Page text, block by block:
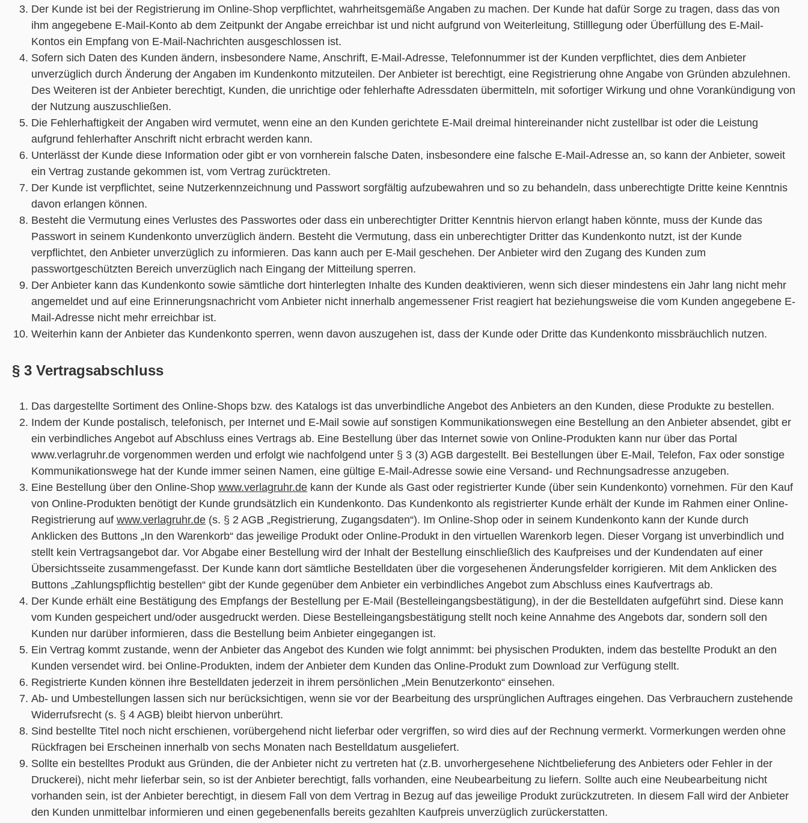
Der Kunde ist bei der Registrierung im Online-Shop verpflichtet, wahrheitsgemäße Angaben zu machen. Der Kunde hat dafür Sorge zu tragen, dass das von
ihm angegebene E-Mail-Konto ab dem Zeitpunkt der Angabe erreichbar ist und nicht aufgrund von Weiterleitung, Stilllegung oder Überfüllung des E-Mail-
Kontos ein Empfang von E-Mail-Nachrichten ausgeschlossen ist.
Sofern sich Daten des Kunden ändern, insbesondere Name, Anschrift, E-Mail-Adresse, Telefonnummer ist der Kunden verpflichtet, dies dem Anbieter
unverzüglich durch Änderung der Angaben im Kundenkonto mitzuteilen. Der Anbieter ist berechtigt, eine Registrierung ohne Angabe von Gründen abzulehnen.
Des Weiteren ist der Anbieter berechtigt, Kunden, die unrichtige oder fehlerhafte Adressdaten übermitteln, mit sofortiger Wirkung und ohne Vorankündigung von
der Nutzung auszuschließen.
Die Fehlerhaftigkeit der Angaben wird vermutet, wenn eine an den Kunden gerichtete E-Mail dreimal hintereinander nicht zustellbar ist oder die Leistung
aufgrund fehlerhafter Anschrift nicht erbracht werden kann.
Unterlässt der Kunde diese Information oder gibt er von vornherein falsche Daten, insbesondere eine falsche E-Mail-Adresse an, so kann der Anbieter, soweit
ein Vertrag zustande gekommen ist, vom Vertrag zurücktreten.
Der Kunde ist verpflichtet, seine Nutzerkennzeichnung und Passwort sorgfältig aufzubewahren und so zu behandeln, dass unberechtigte Dritte keine Kenntnis
davon erlangen können.
Besteht die Vermutung eines Verlustes des Passwortes oder dass ein unberechtigter Dritter Kenntnis hiervon erlangt haben könnte, muss der Kunde das
Passwort in seinem Kundenkonto unverzüglich ändern. Besteht die Vermutung, dass ein unberechtigter Dritter das Kundenkonto nutzt, ist der Kunde
verpflichtet, den Anbieter unverzüglich zu informieren. Das kann auch per E-Mail geschehen. Der Anbieter wird den Zugang des Kunden zum
passwortgeschützten Bereich unverzüglich nach Eingang der Mitteilung sperren.
Der Anbieter kann das Kundenkonto sowie sämtliche dort hinterlegten Inhalte des Kunden deaktivieren, wenn sich dieser mindestens ein Jahr lang nicht mehr
angemeldet und auf eine Erinnerungsnachricht vom Anbieter nicht innerhalb angemessener Frist reagiert hat beziehungsweise die vom Kunden angegebene E-
Mail-Adresse nicht mehr erreichbar ist.
Weiterhin kann der Anbieter das Kundenkonto sperren, wenn davon auszugehen ist, dass der Kunde oder Dritte das Kundenkonto missbräuchlich nutzen.
§ 3 Vertragsabschluss
Das dargestellte Sortiment des Online-Shops bzw. des Katalogs ist das unverbindliche Angebot des Anbieters an den Kunden, diese Produkte zu bestellen.
Indem der Kunde postalisch, telefonisch, per Internet und E-Mail sowie auf sonstigen Kommunikationswegen eine Bestellung an den Anbieter absendet, gibt er
ein verbindliches Angebot auf Abschluss eines Vertrags ab. Eine Bestellung über das Internet sowie von Online-Produkten kann nur über das Portal
www.verlagruhr.de vorgenommen werden und erfolgt wie nachfolgend unter § 3 (3) AGB dargestellt. Bei Bestellungen über E-Mail, Telefon, Fax oder sonstige
Kommunikationswege hat der Kunde immer seinen Namen, eine gültige E-Mail-Adresse sowie eine Versand- und Rechnungsadresse anzugeben.
Eine Bestellung über den Online-Shop www.verlagruhr.de kann der Kunde als Gast oder registrierter Kunde (über sein Kundenkonto) vornehmen. Für den Kauf
von Online-Produkten benötigt der Kunde grundsätzlich ein Kundenkonto. Das Kundenkonto als registrierter Kunde erhält der Kunde im Rahmen einer Online-
Registrierung auf www.verlagruhr.de (s. § 2 AGB „Registrierung, Zugangsdaten“). Im Online-Shop oder in seinem Kundenkonto kann der Kunde durch
Anklicken des Buttons „In den Warenkorb“ das jeweilige Produkt oder Online-Produkt in den virtuellen Warenkorb legen. Dieser Vorgang ist unverbindlich und
stellt kein Vertragsangebot dar. Vor Abgabe einer Bestellung wird der Inhalt der Bestellung einschließlich des Kaufpreises und der Kundendaten auf einer
Übersichtsseite zusammengefasst. Der Kunde kann dort sämtliche Bestelldaten über die vorgesehenen Änderungsfelder korrigieren. Mit dem Anklicken des
Buttons „Zahlungspflichtig bestellen“ gibt der Kunde gegenüber dem Anbieter ein verbindliches Angebot zum Abschluss eines Kaufvertrags ab.
Der Kunde erhält eine Bestätigung des Empfangs der Bestellung per E-Mail (Bestelleingangsbestätigung), in der die Bestelldaten aufgeführt sind. Diese kann
vom Kunden gespeichert und/oder ausgedruckt werden. Diese Bestelleingangsbestätigung stellt noch keine Annahme des Angebots dar, sondern soll den
Kunden nur darüber informieren, dass die Bestellung beim Anbieter eingegangen ist.
Ein Vertrag kommt zustande, wenn der Anbieter das Angebot des Kunden wie folgt annimmt: bei physischen Produkten, indem das bestellte Produkt an den
Kunden versendet wird. bei Online-Produkten, indem der Anbieter dem Kunden das Online-Produkt zum Download zur Verfügung stellt.
Registrierte Kunden können ihre Bestelldaten jederzeit in ihrem persönlichen „Mein Benutzerkonto“ einsehen.
Ab- und Umbestellungen lassen sich nur berücksichtigen, wenn sie vor der Bearbeitung des ursprünglichen Auftrages eingehen. Das Verbrauchern zustehende
Widerrufsrecht (s. § 4 AGB) bleibt hiervon unberührt.
Sind bestellte Titel noch nicht erschienen, vorübergehend nicht lieferbar oder vergriffen, so wird dies auf der Rechnung vermerkt. Vormerkungen werden ohne
Rückfragen bei Erscheinen innerhalb von sechs Monaten nach Bestelldatum ausgeliefert.
Sollte ein bestelltes Produkt aus Gründen, die der Anbieter nicht zu vertreten hat (z.B. unvorhergesehene Nichtbelieferung des Anbieters oder Fehler in der
Druckerei), nicht mehr lieferbar sein, so ist der Anbieter berechtigt, falls vorhanden, eine Neubearbeitung zu liefern. Sollte auch eine Neubearbeitung nicht
vorhanden sein, ist der Anbieter berechtigt, in diesem Fall von dem Vertrag in Bezug auf das jeweilige Produkt zurückzutreten. In diesem Fall wird der Anbieter
den Kunden unmittelbar informieren und einen gegebenenfalls bereits gezahlten Kaufpreis unverzüglich zurückerstatten.